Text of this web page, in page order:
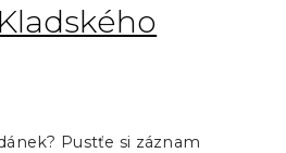
Pustťe si záznam